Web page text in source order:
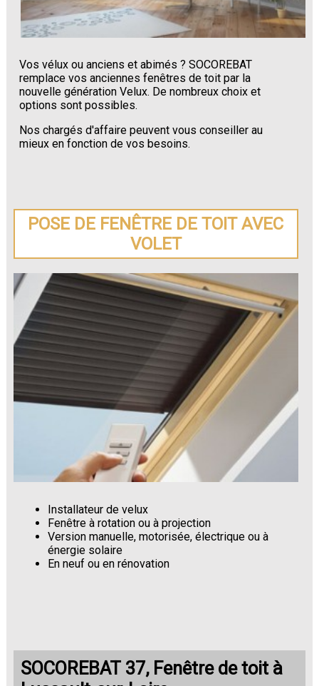
Vos vélux ou anciens et abimés ? SOCOREBAT
remplace vos anciennes fenêtres de toit par la
nouvelle génération Velux. De nombreux choix et
options sont possibles.
Nos chargés d'affaire peuvent vous conseiller au
mieux en fonction de vos besoins.
POSE DE FENÊTRE DE TOIT AVEC
VOLET
Installateur de velux
Fenêtre à rotation ou à projection
Version manuelle, motorisée, électrique ou à
énergie solaire
En neuf ou en rénovation
SOCOREBAT 37, Fenêtre de toit à